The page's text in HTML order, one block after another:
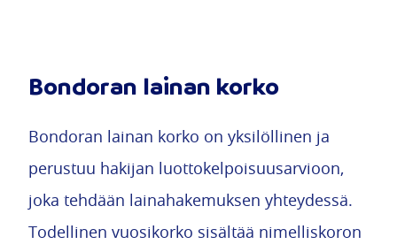
Bondoran lainan korko
Bondoran lainan korko on yksilöllinen ja
perustuu hakijan luottokelpoisuusarvioon,
joka tehdään lainahakemuksen yhteydessä.
Todellinen vuosikorko sisältää nimelliskoron